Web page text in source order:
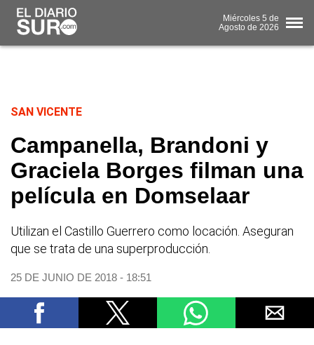
Miércoles 5 de
Agosto de 2026
SAN VICENTE
Campanella, Brandoni y
Graciela Borges filman una
película en Domselaar
Utilizan el Castillo Guerrero como locación. Aseguran
que se trata de una superproducción.
25 DE JUNIO DE 2018 - 18:51